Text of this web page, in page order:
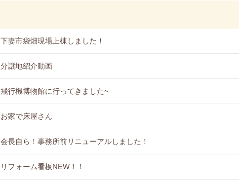
下妻市袋畑現場上棟しました！
分譲地紹介動画
飛行機博物館に行ってきました~
お家で床屋さん
会長自ら！事務所前リニューアルしました！
リフォーム看板NEW！！